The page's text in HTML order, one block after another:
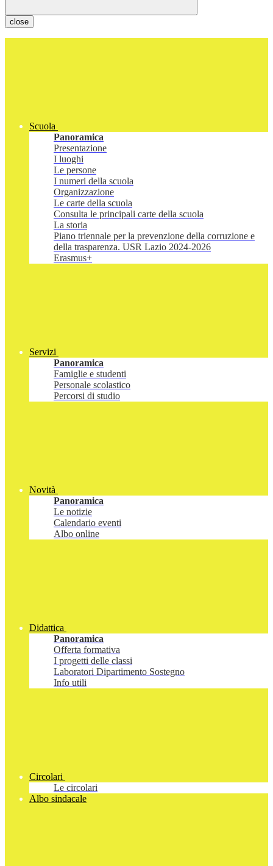
close
Scuola
Panoramica
Presentazione
I luoghi
Le persone
I numeri della scuola
Organizzazione
Le carte della scuola
Consulta le principali carte della scuola
La storia
Piano triennale per la prevenzione della corruzione e
della trasparenza. USR Lazio 2024-2026
Erasmus+
Servizi
Panoramica
Famiglie e studenti
Personale scolastico
Percorsi di studio
Novità
Panoramica
Le notizie
Calendario eventi
Albo online
Didattica
Panoramica
Offerta formativa
I progetti delle classi
Laboratori Dipartimento Sostegno
Info utili
Circolari
Le circolari
Albo sindacale